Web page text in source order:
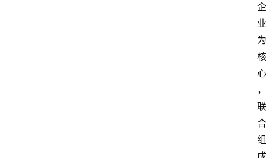
企
业
为
核
心
，
联
合
组